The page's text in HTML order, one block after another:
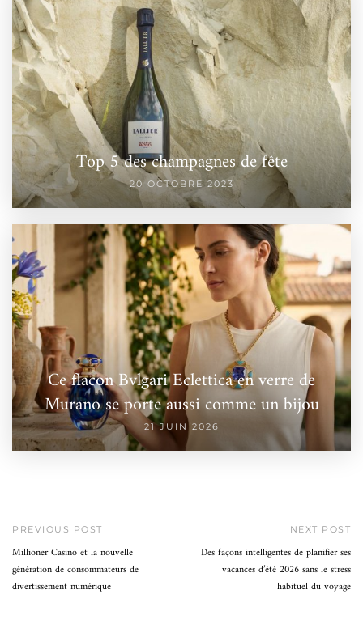
Top 5 des champagnes de fête
20 OCTOBRE 2023
Ce flacon Bvlgari Eclettica en verre de
Murano se porte aussi comme un bijou
21 JUIN 2026
PREVIOUS POST
Millioner Casino et la nouvelle
génération de consommateurs de
divertissement numérique
NEXT POST
Des façons intelligentes de planifier ses
vacances d’été 2026 sans le stress
habituel du voyage